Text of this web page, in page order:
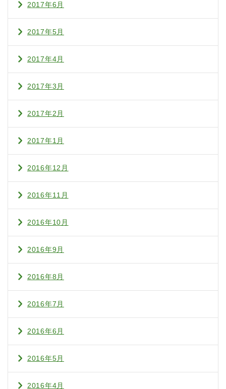
2017年6月
2017年5月
2017年4月
2017年3月
2017年2月
2017年1月
2016年12月
2016年11月
2016年10月
2016年9月
2016年8月
2016年7月
2016年6月
2016年5月
2016年4月